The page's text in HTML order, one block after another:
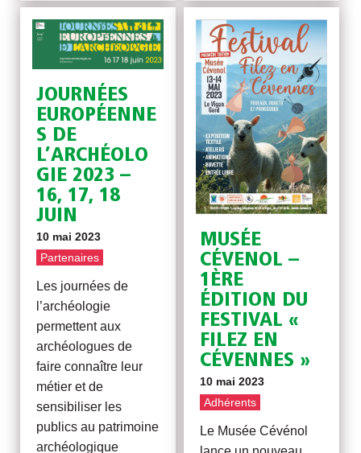
JOURNÉES
EUROPÉENNE
S DE
L’ARCHÉOLO
GIE 2023 –
16, 17, 18
JUIN
10 mai 2023
Partenaires
Les journées de
l’archéologie
permettent aux
archéologues de
faire connaître leur
métier et de
sensibiliser les
publics au patrimoine
archéologique
MUSÉE
CÉVENOL –
1ÈRE
ÉDITION DU
FESTIVAL «
FILEZ EN
CÉVENNES »
10 mai 2023
Adhérents
Le Musée Cévénol